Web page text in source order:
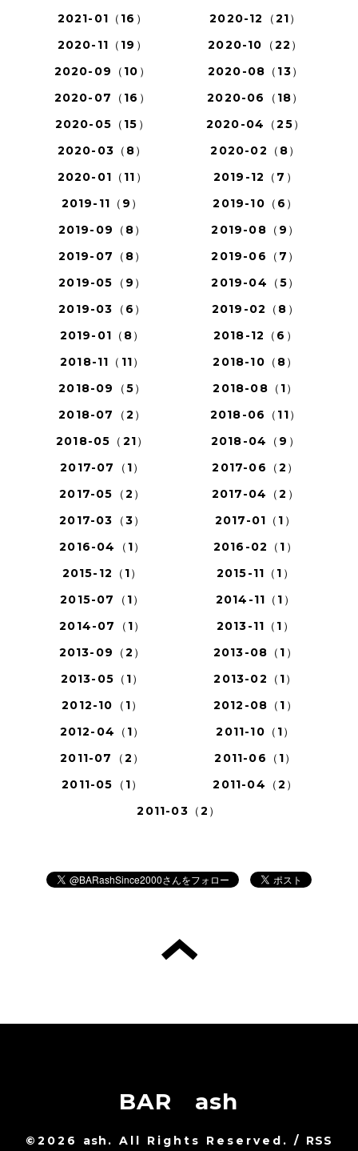
2021-01（16）
2020-12（21）
2020-11（19）
2020-10（22）
2020-09（10）
2020-08（13）
2020-07（16）
2020-06（18）
2020-05（15）
2020-04（25）
2020-03（8）
2020-02（8）
2020-01（11）
2019-12（7）
2019-11（9）
2019-10（6）
2019-09（8）
2019-08（9）
2019-07（8）
2019-06（7）
2019-05（9）
2019-04（5）
2019-03（6）
2019-02（8）
2019-01（8）
2018-12（6）
2018-11（11）
2018-10（8）
2018-09（5）
2018-08（1）
2018-07（2）
2018-06（11）
2018-05（21）
2018-04（9）
2017-07（1）
2017-06（2）
2017-05（2）
2017-04（2）
2017-03（3）
2017-01（1）
2016-04（1）
2016-02（1）
2015-12（1）
2015-11（1）
2015-07（1）
2014-11（1）
2014-07（1）
2013-11（1）
2013-09（2）
2013-08（1）
2013-05（1）
2013-02（1）
2012-10（1）
2012-08（1）
2012-04（1）
2011-10（1）
2011-07（2）
2011-06（1）
2011-05（1）
2011-04（2）
2011-03（2）
BAR ash
©2026 ash . All Rights Reserved. / RSS